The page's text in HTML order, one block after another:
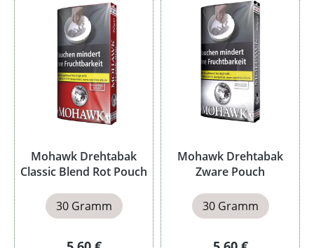
Mohawk Drehtabak
Classic Blend Rot Pouch
30 Gramm
Mohawk Drehtabak
Zware Pouch
30 Gramm